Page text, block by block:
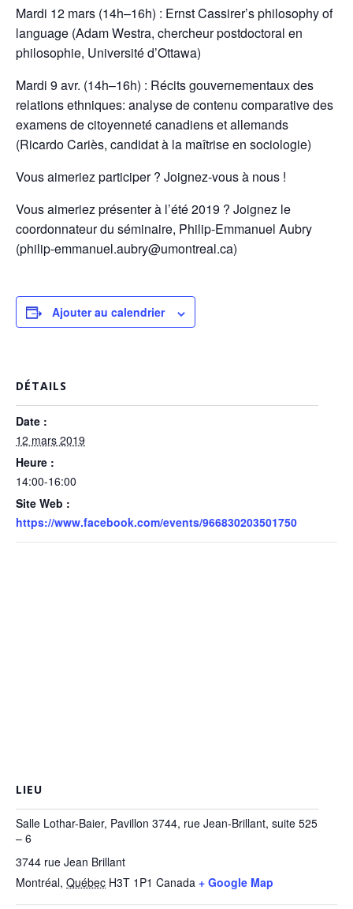
Mardi 12 mars (14h–16h) : Ernst Cassirer’s philosophy of
language (Adam Westra, chercheur postdoctoral en
philosophie, Université d’Ottawa)
Mardi 9 avr. (14h–16h) : Récits gouvernementaux des
relations ethniques: analyse de contenu comparative des
examens de citoyenneté canadiens et allemands
(Ricardo Cariès, candidat à la maîtrise en sociologie)
Vous aimeriez participer ? Joignez-vous à nous !
Vous aimeriez présenter à l’été 2019 ? Joignez le
coordonnateur du séminaire, Philip-Emmanuel Aubry
(philip-emmanuel.aubry@umontreal.ca)
Ajouter au calendrier
DÉTAILS
Date :
12 mars 2019
Heure :
14:00-16:00
Site Web :
https://www.facebook.com/events/966830203501750
LIEU
Salle Lothar-Baier, Pavillon 3744, rue Jean-Brillant, suite 525
– 6
3744 rue Jean Brillant
Montréal, Québec H3T 1P1 Canada + Google Map